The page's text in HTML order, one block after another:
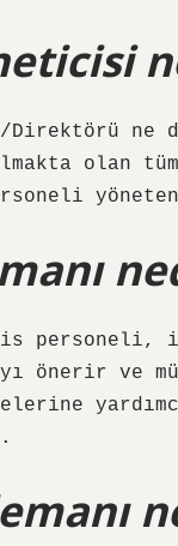
ne
olan
önerir ve